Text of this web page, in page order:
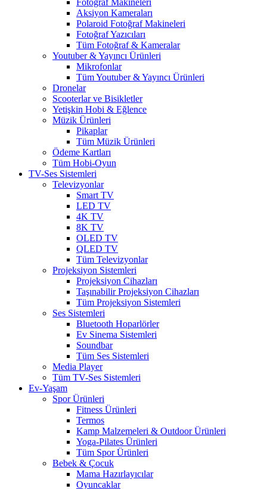
Fotoğraf Makineleri
Aksiyon Kameraları
Polaroid Fotoğraf Makineleri
Fotoğraf Yazıcıları
Tüm Fotoğraf & Kameralar
Youtuber & Yayıncı Ürünleri
Mikrofonlar
Tüm Youtuber & Yayıncı Ürünleri
Dronelar
Scooterlar ve Bisikletler
Yetişkin Hobi & Eğlence
Müzik Ürünleri
Pikaplar
Tüm Müzik Ürünleri
Ödeme Kartları
Tüm Hobi-Oyun
TV-Ses Sistemleri
Televizyonlar
Smart TV
LED TV
4K TV
8K TV
OLED TV
QLED TV
Tüm Televizyonlar
Projeksiyon Sistemleri
Projeksiyon Cihazları
Taşınabilir Projeksiyon Cihazları
Tüm Projeksiyon Sistemleri
Ses Sistemleri
Bluetooth Hoparlörler
Ev Sinema Sistemleri
Soundbar
Tüm Ses Sistemleri
Media Player
Tüm TV-Ses Sistemleri
Ev-Yaşam
Spor Ürünleri
Fitness Ürünleri
Termos
Kamp Malzemeleri & Outdoor Ürünleri
Yoga-Pilates Ürünleri
Tüm Spor Ürünleri
Bebek & Çocuk
Mama Hazırlayıcılar
Oyuncaklar